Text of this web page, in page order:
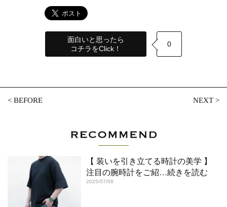
面白いと思ったら
コチラをClick！
0
<BEFORE NEXT>
【 装いを引き立てる時計の美学 】
注目の腕時計をご紹…続きを読む
2025/07/08